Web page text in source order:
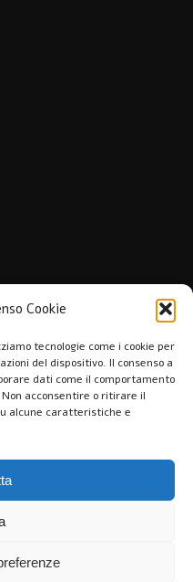
Cookie
tecnologie come i cookie per
del dispositivo. Il consenso a
dati come il comportamento
acconsentire o ritirare il
alcune caratteristiche e
All Rights Reserved.